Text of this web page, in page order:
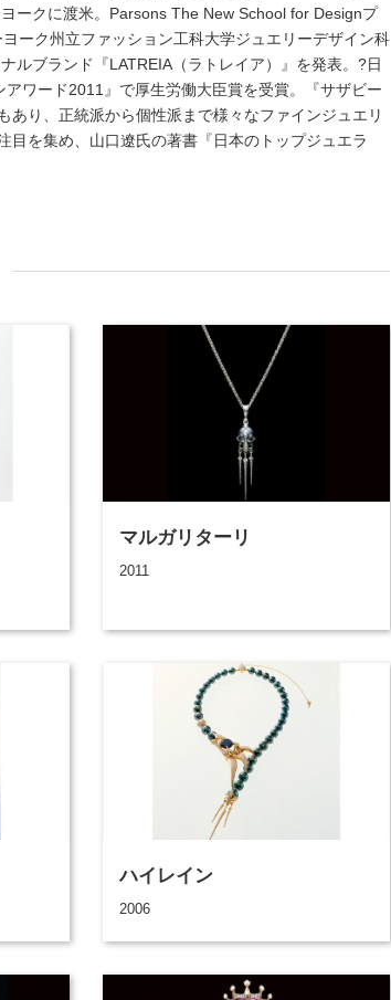
ークに渡米。Parsons The New School for Designプ
ーク州立ファッション工科大学ジュエリーデザイン科
ルブランド『LATREIA（ラトレイア）』を発表。?日
ワード2011』で厚生労働大臣賞を受賞。『サザビー
あり、正統派から個性派まで様々なファインジュエリ
目を集め、山口遼氏の著書『日本のトップジュエラ
マルガリターリ
2011
ハイレイン
2006